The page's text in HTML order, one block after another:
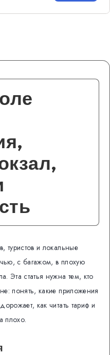
туристов и локальные
с багажом, в плохую
Эта статья нужна тем, кто
понять, какие приложения
как читать тариф и
плохо.